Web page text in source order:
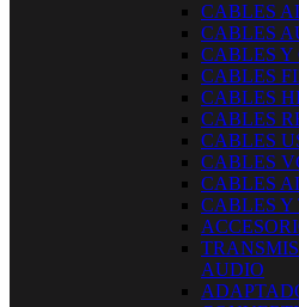
CABLES
CABLES
CABLES Y
CABLES
CABLES
CABLES
CABLES
CABLES
CABLES
CABLES Y
AUDIO